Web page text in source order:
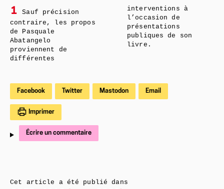
1
Sauf précision
contraire, les propos
de Pasquale
Abatangelo
proviennent de
différentes
interventions à
l’occasion de
présentations
publiques de son
livre.
Facebook Twitter Mastodon Email
Imprimer
Écrire un commentaire
Cet article a été publié dans